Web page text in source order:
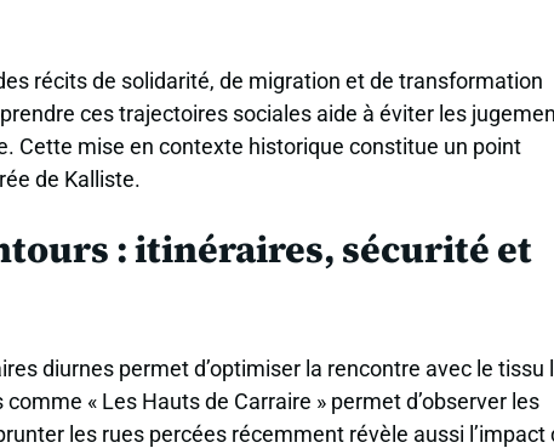
récits de solidarité, de migration et de transformation
ces trajectoires sociales aide à éviter les
Cette mise en contexte historique constitue un point
de Kalliste.
: itinéraires, sécurité et
diurnes permet d’optimiser la rencontre avec le tissu
« Les Hauts de Carraire » permet d’observer les
les rues percées récemment révèle aussi l’impact